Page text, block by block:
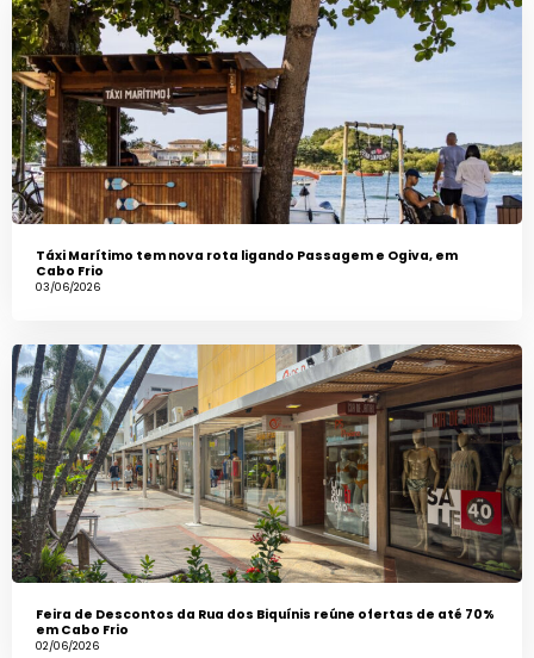
Táxi Marítimo tem nova rota ligando Passagem e Ogiva, em
Cabo Frio
03/06/2026
Feira de Descontos da Rua dos Biquínis reúne ofertas de até 70%
em Cabo Frio
02/06/2026